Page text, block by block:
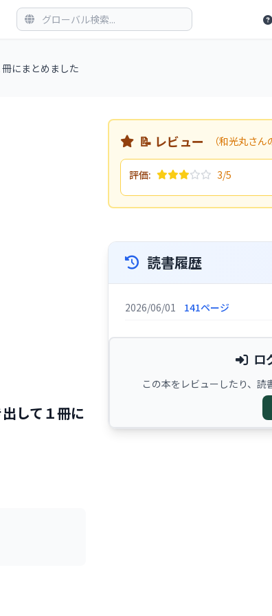
にまとめました
して１冊に
📝 レビュー （和光丸さん
評価: 3/5
読書履歴
2026/06/01 141ページ
ロ
この本をレビューしたり、読